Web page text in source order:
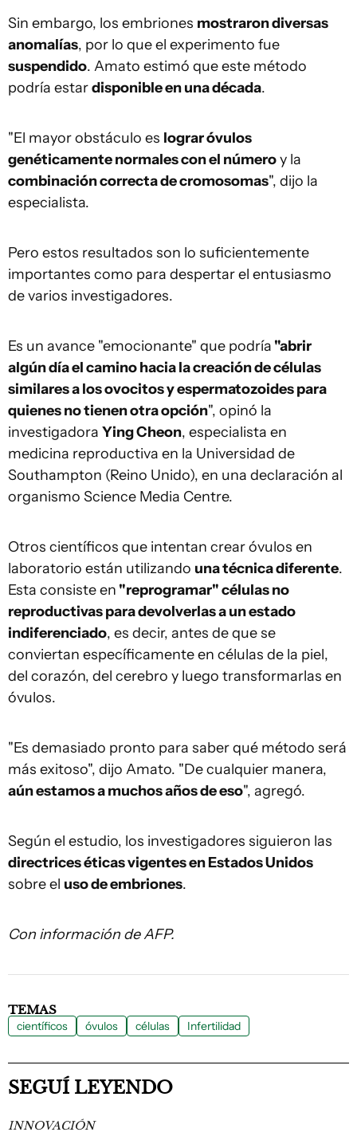
Sin embargo, los embriones mostraron diversas
anomalías, por lo que el experimento fue
suspendido. Amato estimó que este método
podría estardisponible en una década.
"El mayor obstáculo es lograr óvulos
genéticamente normales con el númeroy la
combinación correcta de cromosomas", dijo la
especialista.
Pero estos resultados son lo suficientemente
importantes como para despertar el entusiasmo
de varios investigadores.
Es un avance "emocionante" que podría "abrir
algún día el camino hacia la creación de células
similares a los ovocitos y espermatozoides para
quienes no tienen otra opción", opinó la
investigadora Ying Cheon, especialista en
medicina reproductiva en la Universidad de
Southampton (Reino Unido), en una declaración al
organismo Science Media Centre.
Otros científicos que intentan crear óvulos en
laboratorio están utilizando una técnica diferente.
Esta consiste en "reprogramar" células no
reproductivas para devolverlas a un estado
indiferenciado, es decir, antes de que se
conviertan específicamente en células de la piel,
del corazón, del cerebro y luego transformarlas en
óvulos.
"Es demasiado pronto para saber qué método será
más exitoso", dijo Amato. "De cualquier manera,
aún estamos a muchos años de eso", agregó.
Según el estudio, los investigadores siguieron las
directrices éticas vigentes en Estados Unidos
sobre el uso de embriones.
Con información de AFP.
TEMAS
científicos óvulos células Infertilidad
SEGUÍ LEYENDO
INNOVACIÓN